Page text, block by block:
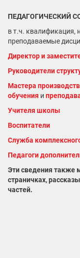
ПЕДАГОГИЧЕСКИЙ
в т.ч. квалификация,
преподаваемые
Директор и
Руководители
Мастера
обучения и
Учителя школы
Воспитатели
Служба
Педагоги
Эти сведения также
страничках,
частей.